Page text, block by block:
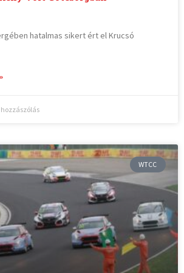
hatalmas sikert ért el Krucsó
WTCC